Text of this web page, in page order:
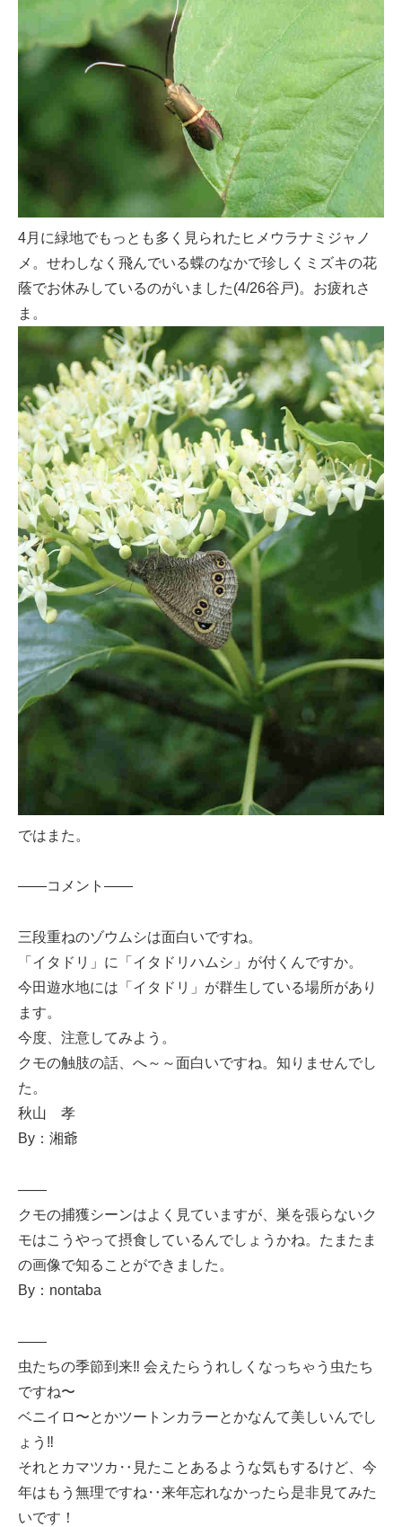
4月に緑地でもっとも多く見られたヒメウラナミジャノ
メ。せわしなく飛んでいる蝶のなかで珍しくミズキの花
蔭でお休みしているのがいました(4/26谷戸)。お疲れさ
ま。
ではまた。
——コメント——
三段重ねのゾウムシは面白いですね。
「イタドリ」に「イタドリハムシ」が付くんですか。
今田遊水地には「イタドリ」が群生している場所があり
ます。
今度、注意してみよう。
クモの触肢の話、へ～～面白いですね。知りませんでし
た。
秋山 孝
By：湘爺
——
クモの捕獲シーンはよく見ていますが、巣を張らないク
モはこうやって摂食しているんでしょうかね。たまたま
の画像で知ることができました。
By：nontaba
——
虫たちの季節到来‼️ 会えたらうれしくなっちゃう虫たち
ですね〜
ベニイロ〜とかツートンカラーとかなんて美しいんでし
ょう‼️
それとカマツカ‥見たことあるような気もするけど、今
年はもう無理ですね‥来年忘れなかったら是非見てみた
いです！